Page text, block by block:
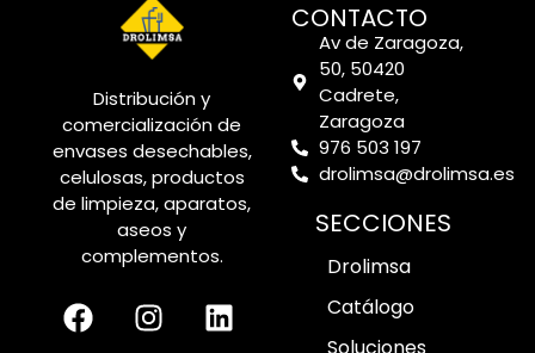
Distribución y
comercialización de
envases desechables,
celulosas, productos
de limpieza, aparatos,
aseos y
complementos.
CONTACTO
Av de Zaragoza,
50, 50420
Cadrete,
Zaragoza
976 503 197
drolimsa@drolimsa.es
SECCIONES
Drolimsa
Catálogo